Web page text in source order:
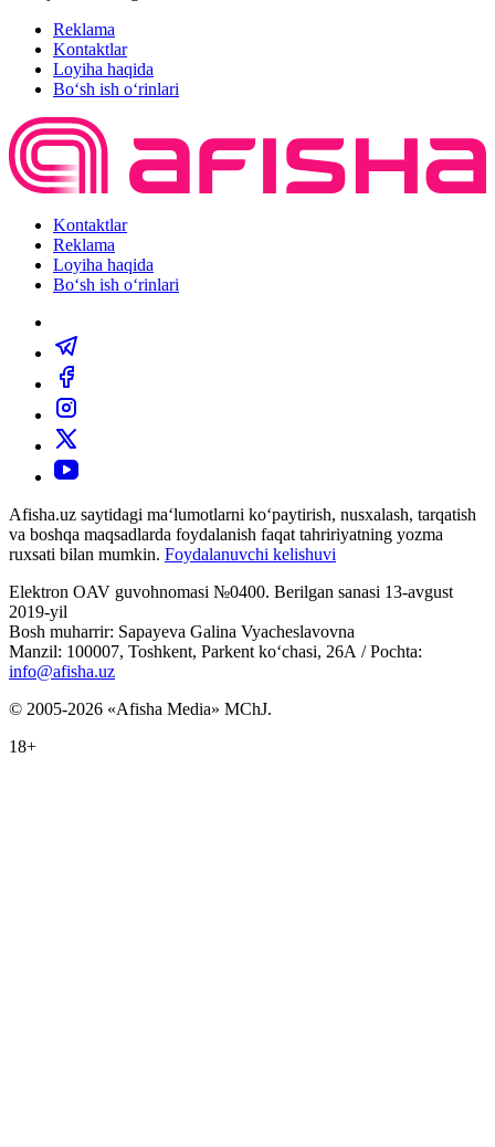
Reklama
Kontaktlar
Loyiha haqida
Bo‘sh ish o‘rinlari
Kontaktlar
Reklama
Loyiha haqida
Bo‘sh ish o‘rinlari
Afisha.uz saytidagi ma‘lumotlarni ko‘paytirish, nusxalash, tarqatish
va boshqa maqsadlarda foydalanish faqat tahririyatning yozma
ruxsati bilan mumkin. Foydalanuvchi kelishuvi
Elektron OAV guvohnomasi №0400. Berilgan sanasi 13-avgust
2019-yil
Bosh muharrir: Sapayeva Galina Vyacheslavovna
Manzil: 100007, Toshkent, Parkent ko‘chasi, 26А / Pochta:
info@afisha.uz
© 2005-2026 «Afisha Media» MChJ.
18+